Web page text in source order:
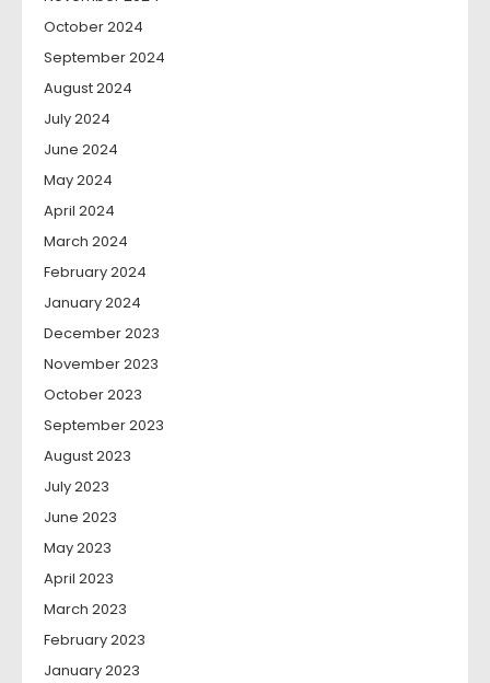
October 2024
September 2024
August 2024
July 2024
June 2024
May 2024
April 2024
March 2024
February 2024
January 2024
December 2023
November 2023
October 2023
September 2023
August 2023
July 2023
June 2023
May 2023
April 2023
March 2023
February 2023
January 2023